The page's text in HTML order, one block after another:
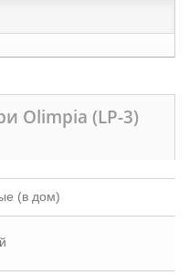
Olimpia (LP-3)
(в дом)